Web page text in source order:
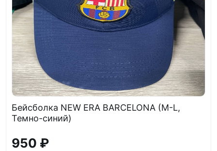
Бейсболка NEW ERA BARCELONA (M-L,
Темно-синий)
950 ₽